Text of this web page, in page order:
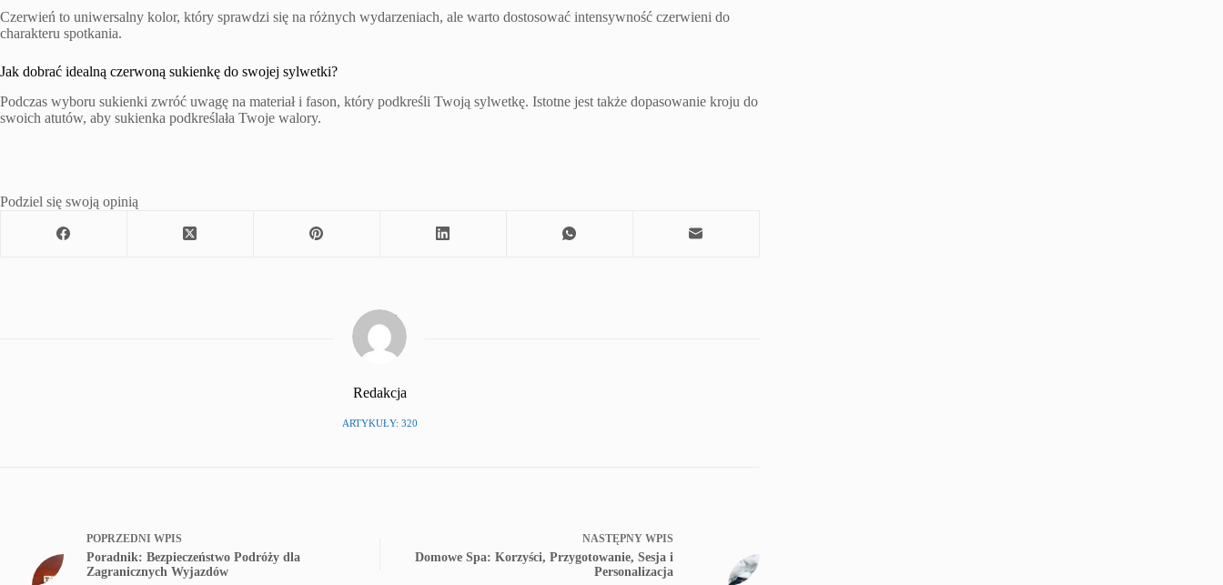
Czerwień to uniwersalny kolor, który sprawdzi się na różnych wydarzeniach, ale warto dostosować intensywność czerwieni do
charakteru spotkania.
Jak dobrać idealną czerwoną sukienkę do swojej sylwetki?
Podczas wyboru sukienki zwróć uwagę na materiał i fason, który podkreśli Twoją sylwetkę. Istotne jest także dopasowanie kroju do
swoich atutów, aby sukienka podkreślała Twoje walory.
Podziel się swoją opinią
Redakcja
ARTYKUŁY: 320
POPRZEDNI WPIS
Poradnik: Bezpieczeństwo Podróży dla
Zagranicznych Wyjazdów
NASTĘPNY WPIS
Domowe Spa: Korzyści, Przygotowanie, Sesja i
Personalizacja